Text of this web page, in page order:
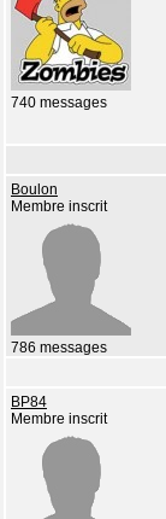
740 messages
Boulon
Membre inscrit
786 messages
BP84
Membre inscrit